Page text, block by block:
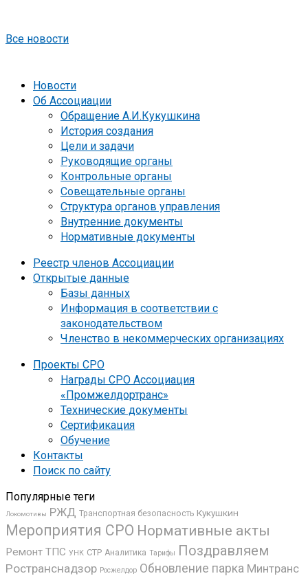
Все новости
Новости
Об Ассоциации
Обращение А.И.Кукушкина
История создания
Цели и задачи
Руководящие органы
Контрольные органы
Совещательные органы
Структура органов управления
Внутренние документы
Нормативные документы
Реестр членов Ассоциации
Открытые данные
Базы данных
Информация в соответствии с
законодательством
Членство в некоммерческих организациях
Проекты СРО
Награды СРО Ассоциация
«Промжелдортранс»
Технические документы
Сертификация
Обучение
Контакты
Поиск по сайту
Популярные теги
Локомотивы РЖД Транспортная безопасность Кукушкин
Мероприятия СРО Нормативные акты
Ремонт ТПС УНК СТР Аналитика Тарифы Поздравляем
Ространснадзор Росжелдор Обновление парка Минтранс